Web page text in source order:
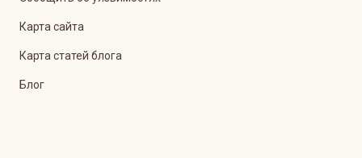
Карта сайта
Карта статей блога
Блог